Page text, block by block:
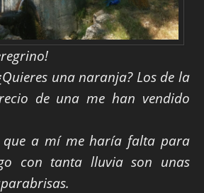
una naranja? Los de la
de una me han vendido
que a mí me haría falta para
con tanta lluvia son unas